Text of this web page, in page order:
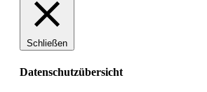
Schließen
Datenschutzübersicht